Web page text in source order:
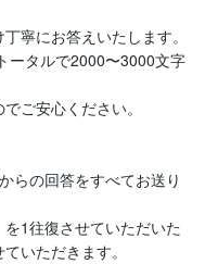
寧にお答えいたします。
ータルで2000〜3000文字
ご安心ください。
らの回答をすべてお送り
を1往復させていただいた
いただきます。